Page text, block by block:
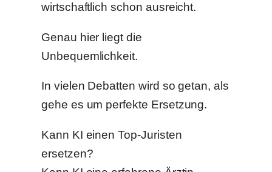
wirtschaftlich schon ausreicht.
Genau hier liegt die
Unbequemlichkeit.
In vielen Debatten wird so getan, als
gehe es um perfekte Ersetzung.
Kann KI einen Top-Juristen
ersetzen?